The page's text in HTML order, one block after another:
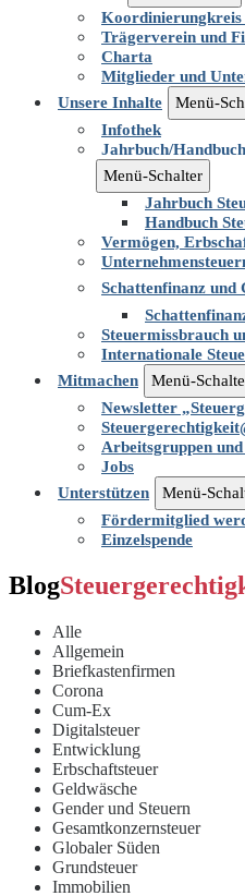
Koordinierungkreis
Trägerverein und
Charta
Mitglieder und
Unsere Inhalte
Menü-
Infothek
Jahrbuch/
Menü-Schalter
Jahrbuch
Handbuch
Vermögen,
Schattenfinanz und
Steuermissbrauch
Internationale
Mitmachen
Menü-
Newsletter
Arbeitsgruppen
Jobs
Unterstützen
Menü-
Fördermitglied
Einzelspende
Blog
Alle
Allgemein
Briefkastenfirmen
Corona
Cum-Ex
Digitalsteuer
Entwicklung
Erbschaftsteuer
Geldwäsche
Gender und Steuern
Gesamtkonzernsteuer
Globaler Süden
Grundsteuer
Immobilien